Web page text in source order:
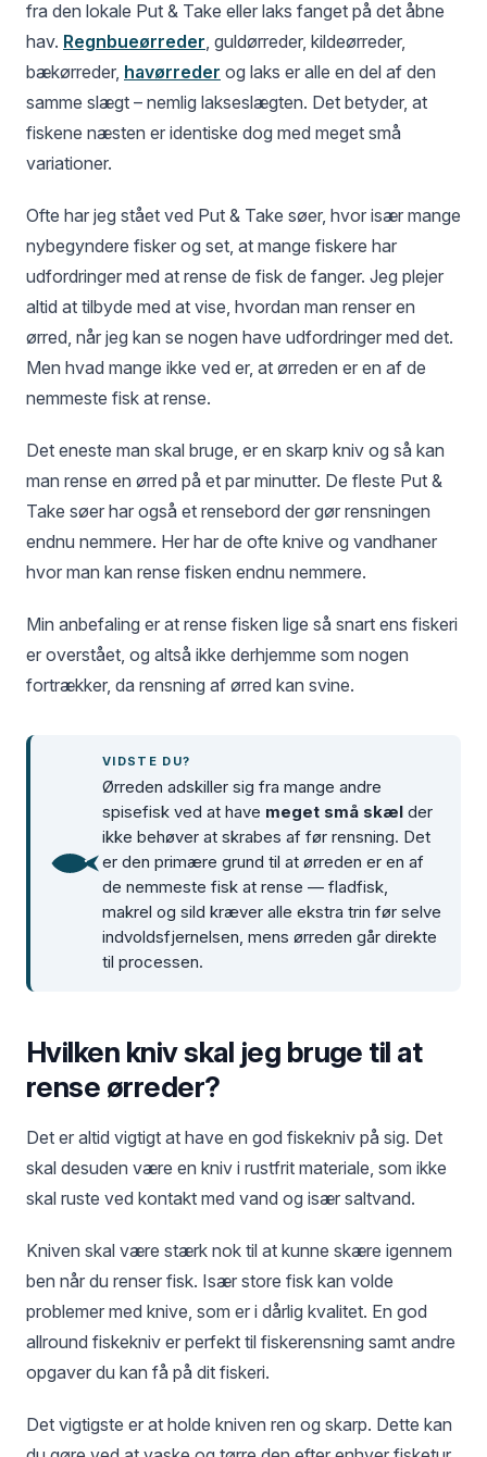
fra den lokale Put & Take eller laks fanget på det åbne
hav. Regnbueørreder , guldørreder, kildeørreder,
bækørreder, havørreder og laks er alle en del af den
samme slægt – nemlig lakseslægten. Det betyder, at
fiskene næsten er identiske dog med meget små
variationer.
Ofte har jeg stået ved Put & Take søer, hvor især mange
nybegyndere fisker og set, at mange fiskere har
udfordringer med at rense de fisk de fanger. Jeg plejer
altid at tilbyde med at vise, hvordan man renser en
ørred, når jeg kan se nogen have udfordringer med det.
Men hvad mange ikke ved er, at ørreden er en af de
nemmeste fisk at rense.
Det eneste man skal bruge, er en skarp kniv og så kan
man rense en ørred på et par minutter. De fleste Put &
Take søer har også et rensebord der gør rensningen
endnu nemmere. Her har de ofte knive og vandhaner
hvor man kan rense fisken endnu nemmere.
Min anbefaling er at rense fisken lige så snart ens fiskeri
er overstået, og altså ikke derhjemme som nogen
fortrækker, da rensning af ørred kan svine.
VIDSTE DU?
Ørreden adskiller sig fra mange andre
spisefisk ved at have meget små skæl der
ikke behøver at skrabes af før rensning. Det
er den primære grund til at ørreden er en af
de nemmeste fisk at rense — fladfisk,
makrel og sild kræver alle ekstra trin før selve
indvoldsfjernelsen, mens ørreden går direkte
til processen.
Hvilken kniv skal jeg bruge til at
rense ørreder?
Det er altid vigtigt at have en god fiskekniv på sig. Det
skal desuden være en kniv i rustfrit materiale, som ikke
skal ruste ved kontakt med vand og især saltvand.
Kniven skal være stærk nok til at kunne skære igennem
ben når du renser fisk. Især store fisk kan volde
problemer med knive, som er i dårlig kvalitet. En god
allround fiskekniv er perfekt til fiskerensning samt andre
opgaver du kan få på dit fiskeri.
Det vigtigste er at holde kniven ren og skarp. Dette kan